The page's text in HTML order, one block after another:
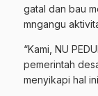
gatal dan bau
mngangu
“Kami, NU
pemerintah
menyikapi hal